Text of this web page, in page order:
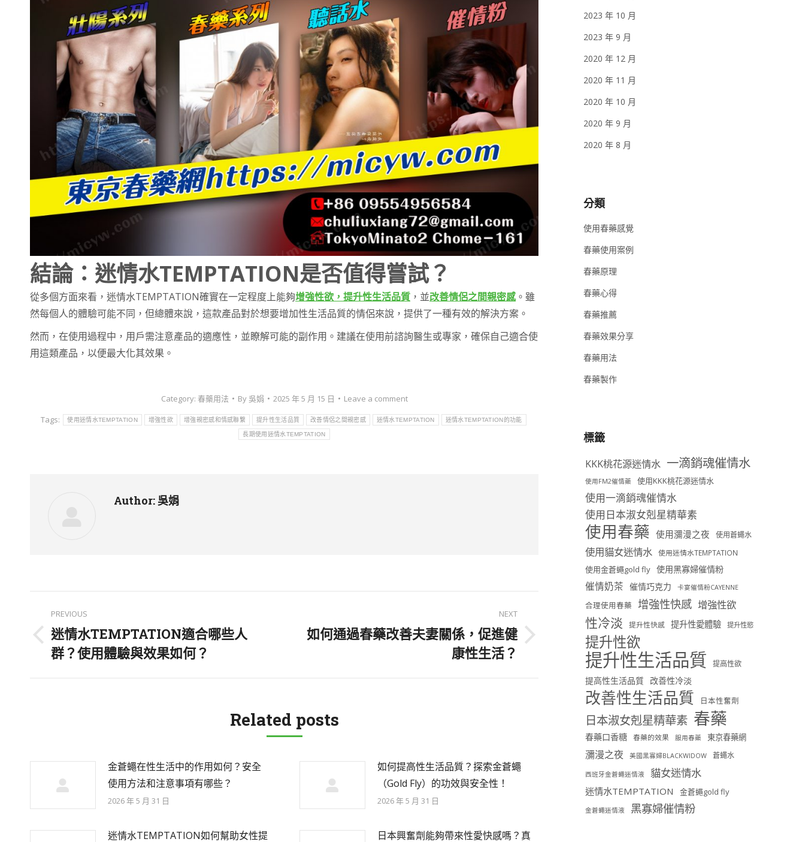
結論：迷情水TEMPTATION是否值得嘗試？
從多個方面來看，迷情水TEMPTATION確實在一定程度上能夠增強性欲，提升性生活品質 ，並改善情侶之間親密感。雖
然每個人的體驗可能不同，但總體來說，這款產品對於想要增加性生活品質的情侶來說，提供了一種有效的解決方案。
然而，在使用過程中，用戶需注意產品的適應性，並瞭解可能的副作用。建議在使用前諮詢醫生或專家，確保自己適合使
用這類產品，以便最大化其效果。
Category: 春藥用法 By 吳娟 2025 年 5 月 15 日
Leave a comment
Tags:
使用迷情水TEMPTATION 增強性欲 增強親密感和情感聯繫 提升性生活品質 改善情侶之間親密感 迷情水TEMPTATION 迷情水TEMPTATION的功能
長期使用迷情水TEMPTATION
Author: 吳娟
Post
navigation
PREVIOUS
Previous
post:
迷情水TEMPTATION適合哪些人
群？使用體驗與效果如何？
NEXT
Next
如何通過春藥改善夫妻關係，促進健
康性生活？
Related posts
金蒼蠅在性生活中的作用如何？安全
使用方法和注意事項有哪些？
2026 年 5 月 31 日
如何提高性生活品質？探索金蒼蠅
（Gold Fly）的功效與安全性！
2026 年 5 月 31 日
迷情水TEMPTATION如何幫助女性提 日本興奮劑能夠帶來性愛快感嗎？真
2023 年 10 月
2023 年 9 月
2020 年 12 月
2020 年 11 月
2020 年 10 月
2020 年 9 月
2020 年 8 月
分類
使用春藥感覺
春藥使用案例
春藥原理
春藥心得
春藥推薦
春藥效果分享
春藥用法
春藥製作
標籤
KKK桃花源迷情水 一滴銷魂催情水
使用FM2催情藥 使用KKK桃花源迷情水
使用一滴銷魂催情水
使用日本淑女剋星精華素
使用春藥 使用瀰漫之夜 使用蒼蠅水
使用貓女迷情水 使用迷情水TEMPTATION
使用金蒼蠅gold fly 使用黑寡婦催情粉
催情奶茶 催情巧克力 卡宴催情粉CAYENNE
合理使用春藥 增強性快感 增強性欲
性冷淡 提升性快感 提升性愛體驗 提升性慾
提升性欲
提升性生活品質 提高性欲
提高性生活品質 改善性冷淡
改善性生活品質 日本性奮劑
日本淑女剋星精華素 春藥
春藥口香糖 春藥的效果 服用春藥 東京春藥網
瀰漫之夜 美國黑寡婦BLACKWIDOW 蒼蠅水
西班牙金蒼蠅迷情液 貓女迷情水
迷情水TEMPTATION 金蒼蠅gold fly
金蒼蠅迷情液 黑寡婦催情粉